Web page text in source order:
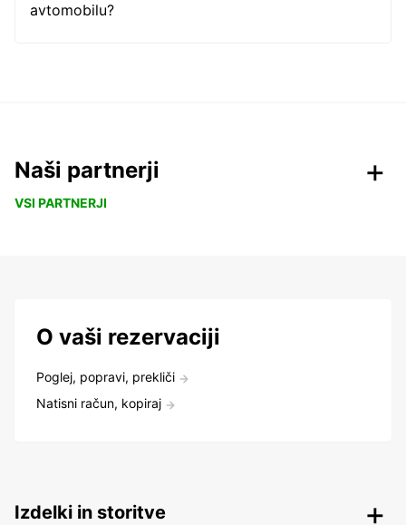
avtomobilu?
Naši partnerji
VSI PARTNERJI
O vaši rezervaciji
Poglej, popravi, prekliči
Natisni račun, kopiraj
Izdelki in storitve